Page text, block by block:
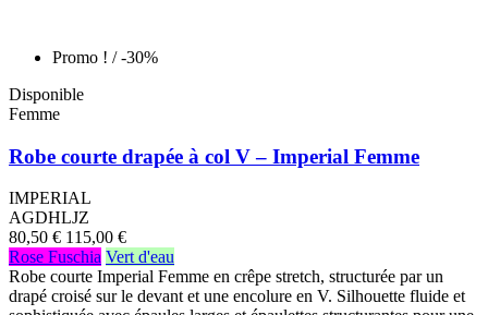
Promo ! / -30%
Disponible
Femme
Robe courte drapée à col V – Imperial Femme
IMPERIAL
AGDHLJZ
80,50 € 115,00 €
Rose Fuschia Vert d'eau
Robe courte Imperial Femme en crêpe stretch, structurée par un
drapé croisé sur le devant et une encolure en V. Silhouette fluide et